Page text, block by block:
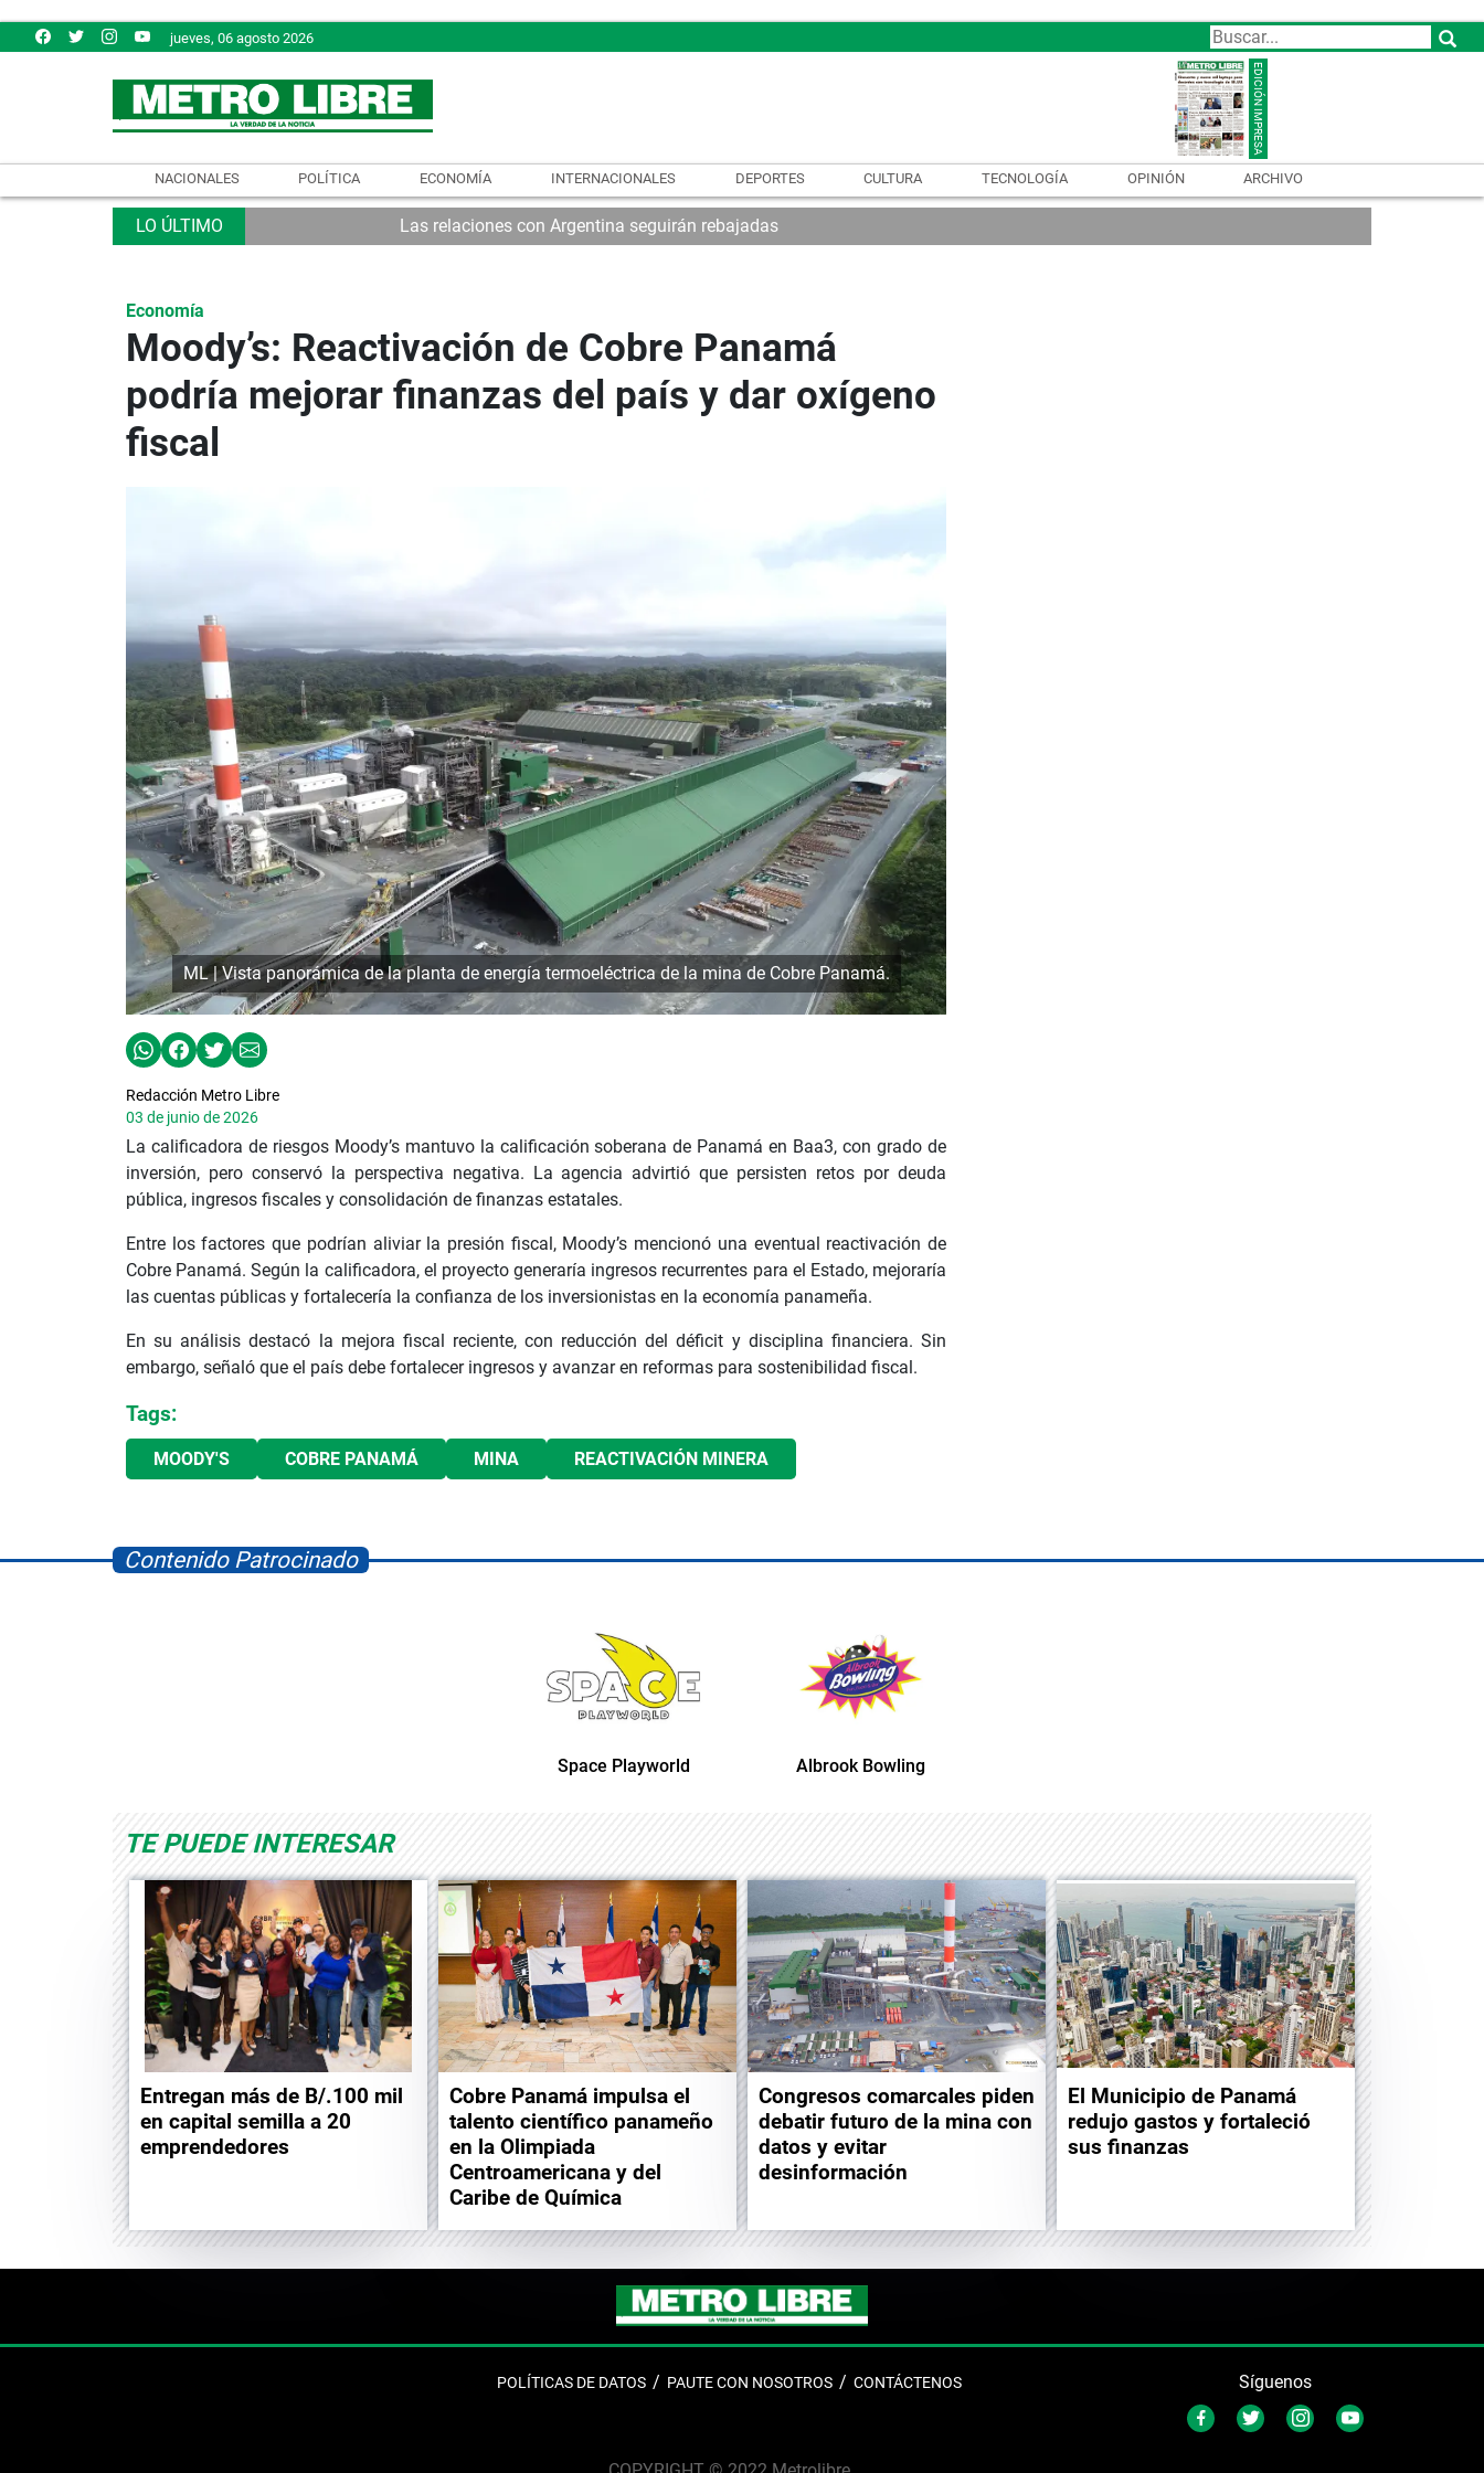
jueves, 06 agosto 2026
NACIONALES POLÍTICA ECONOMÍA INTERNACIONALES DEPORTES CULTURA TECNOLOGÍA OPINIÓN ARCHIVO
Las relaciones con Argentina seguirán rebajadas
Economía
Moody’s: Reactivación de Cobre Panamá
podría mejorar finanzas del país y dar oxígeno
fiscal
ML | Vista panorámica de la planta de energía termoeléctrica de la mina de Cobre Panamá.
Redacción Metro Libre
03 de junio de 2026
La calificadora de riesgos Moody’s mantuvo la calificación soberana de Panamá en Baa3, con grado de
inversión, pero conservó la perspectiva negativa. La agencia advirtió que persisten retos por deuda
pública, ingresos fiscales y consolidación de finanzas estatales.
Entre los factores que podrían aliviar la presión fiscal, Moody’s mencionó una eventual reactivación de
Cobre Panamá. Según la calificadora, el proyecto generaría ingresos recurrentes para el Estado, mejoraría
las cuentas públicas y fortalecería la confianza de los inversionistas en la economía panameña.
En su análisis destacó la mejora fiscal reciente, con reducción del déficit y disciplina financiera. Sin
embargo, señaló que el país debe fortalecer ingresos y avanzar en reformas para sostenibilidad fiscal.
Tags:
MOODY'S COBRE PANAMÁ MINA REACTIVACIÓN MINERA
Contenido Patrocinado
Space Playworld Albrook Bowling
TE PUEDE INTERESAR
Entregan más de B/.100 mil
en capital semilla a 20
emprendedores
Cobre Panamá impulsa el
talento científico panameño
en la Olimpiada
Centroamericana y del
Caribe de Química
Congresos comarcales piden
debatir futuro de la mina con
datos y evitar
desinformación
El Municipio de Panamá
redujo gastos y fortaleció
sus finanzas
POLÍTICAS DE DATOS PAUTE CON NOSOTROS CONTÁCTENOS Síguenos